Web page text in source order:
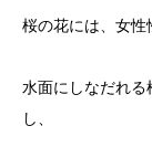
桜の花には、女性
水面にしなだれる
し、